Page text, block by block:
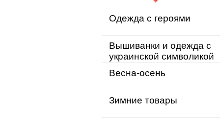
Одежда с героями
Вышиванки и одежда с
украинской символикой
Весна-осень
Зимние товары